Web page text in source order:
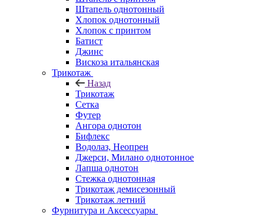
Штапель однотонный
Хлопок однотонный
Хлопок с принтом
Батист
Джинс
Вискоза итальянская
Трикотаж
Назад
Трикотаж
Сетка
Футер
Ангора однотон
Бифлекс
Водолаз, Неопрен
Джерси, Милано однотонное
Лапша однотон
Стежка однотонная
Трикотаж демисезонный
Трикотаж летний
Фурнитура и Аксессуары